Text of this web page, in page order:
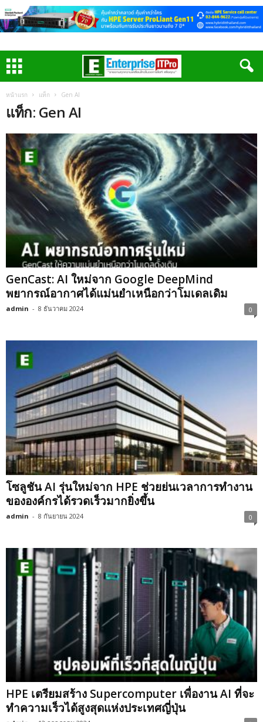
หน้าแรก แท็ก Gen AI
แท็ก: Gen AI
GenCast: AI ใหม่จาก Google DeepMind
พยากรณ์อากาศได้แม่นยำเหนือกว่าโมเดลเดิม
admin - 8 ธันวาคม 2024 0
โซลูชัน AI รุ่นใหม่จาก HPE ช่วยย่นเวลาการทำงาน
ขององค์กรได้รวดเร็วมากยิ่งขึ้น
admin - 8 กันยายน 2024 0
HPE เตรียมสร้าง Supercomputer เพื่องาน AI ที่จะ
ทำความเร็วได้สูงสุดแห่งประเทศญี่ปุ่น